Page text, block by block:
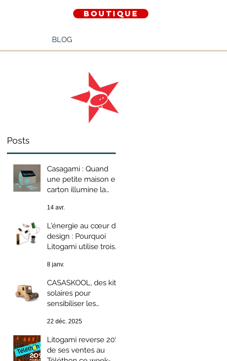
Boutique
BLOG
Posts
Casagami : Quand
une petite maison en
carton illumine la
énergétique
14 avr.
L'énergie au cœur du
design : Pourquoi
Litogami utilise trois
photovoltaïques
différentes ?
8 janv.
CASASKOOL, des kits
solaires pour
sensibiliser les
développement
durable.
22 déc. 2025
Litogami reverse 20%
de ses ventes au